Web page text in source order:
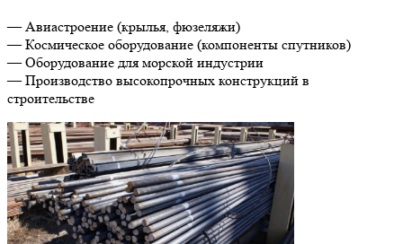
— Авиастроение (крылья, фюзеляжи)
— Космическое оборудование (компоненты спутников)
— Оборудование для морской индустрии
— Производство высокопрочных конструкций в
строительстве